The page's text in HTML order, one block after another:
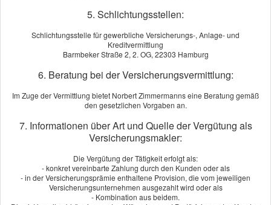
aus Berlin, Dienstleister am 10.10.2024:
Herr Zimmermanns hat uns stehts kompetent und zuverlässig
beraten. Unaufgefordert sucht er jederzeit die beste und günstigste
Versicherung für unsere Bedürfnisse. Egal ob KFZ oder Gewerbe,
Herrn Zimmermanns kann man Vertrauen.
Ich bin aus purem Zufall bei Herrn Zimmermanns vorbeigekommen.
Eine bessere Fügung hätte ich mir aber nicht vorstellen können. Herr
Zimmermanns war immer ansprechbar, reagierte ausgesprochen
schnell und verstand es die verschiedenen Optionen hervorragend
zusassemzufassen und zu ver­gleichen. Ich hatt...
5. Schlichtungsstellen:
Schlichtungsstelle für gewerbliche Versicherungs-, Anlage- und
Kreditvermittlung
Barmbeker Straße 2, 2. OG, 22303 Hamburg
6. Beratung bei der Versicherungsvermittlung:
Im Zuge der Vermittlung bietet Norbert Zimmermanns eine Beratung gemäß
den gesetzlichen Vorgaben an.
7. Informationen über Art und Quelle der Vergütung als
Versicherungsmakler:
Die Vergütung der Tätigkeit erfolgt als:
- konkret vereinbarte Zahlung durch den Kunden oder als
- in der Versicherungsprämie enthaltene Provision, die vom jeweiligen
Versicherungsunternehmen ausgezahlt wird oder als
- Kombination aus beidem.